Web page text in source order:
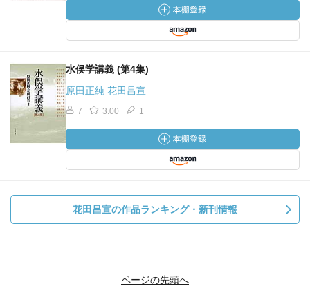
水俣学講義 (第4集)
原田正純 花田昌宣
7 3.00 1
花田昌宣の作品ランキング・新刊情報
ページの先頭へ